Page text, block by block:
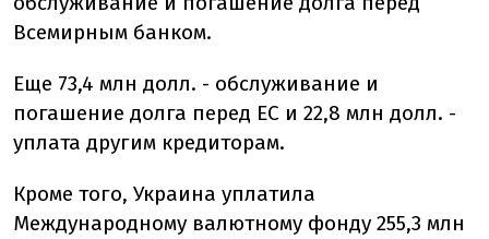
Всемирным банком.
Еще 73,4 млн долл. - обслуживание и
погашение долга перед ЕС и 22,8 млн долл. -
уплата другим кредиторам.
Кроме того, Украина уплатила
Международному валютному фонду 255,3 млн